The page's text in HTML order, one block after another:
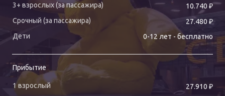
10.740 ₽
27.480 ₽
0-12 лет - бесплатно
Прибытие
27.910 ₽